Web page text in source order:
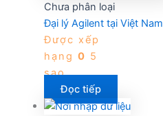
Chưa phân loại
Đại lý Agilent tại Việt Nam
Được xếp
hạng 0 5
sao
Đọc tiếp